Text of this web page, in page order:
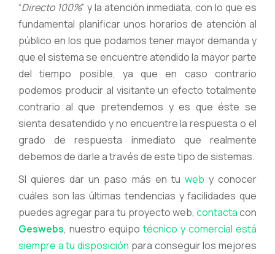
“Directo 100%” y la atención inmediata, con lo que es
fundamental planificar unos horarios de atención al
público en los que podamos tener mayor demanda y
que el sistema se encuentre atendido la mayor parte
del tiempo posible, ya que en caso contrario
podemos producir al visitante un efecto totalmente
contrario al que pretendemos y es que éste se
sienta desatendido y no encuentre la respuesta o el
grado de respuesta inmediato que realmente
debemos de darle a través de este tipo de sistemas.
SI quieres dar un paso más en tu web y conocer
cuáles son las últimas tendencias y facilidades que
puedes agregar para tu proyecto web, contactacon
Geswebs, nuestro equipotécnico y comercial está
siempre a tu disposición para conseguir los mejores